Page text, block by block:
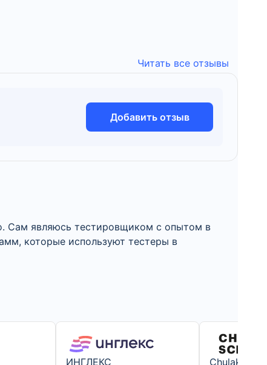
Читать все отзывы
Добавить отзыв
Сам являюсь тестировщиком с опытом в
которые используют тестеры в
ИНГЛЕКС Chulakov